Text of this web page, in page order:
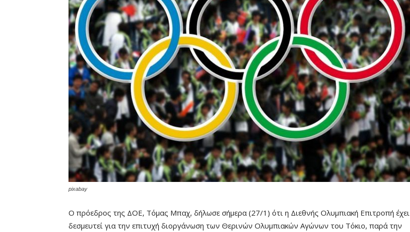
pixabay
Ο πρόεδρος της ΔΟΕ, Τόμας Μπαχ, δήλωσε σήμερα (27/1) ότι η Διεθνής Ολυμπιακή Επιτροπή έχει
δεσμευτεί για την επιτυχή διοργάνωση των Θερινών Ολυμπιακών Αγώνων του Τόκιο, παρά την